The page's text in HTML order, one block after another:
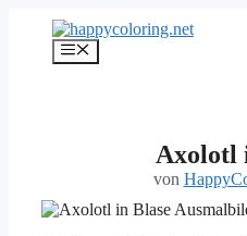
springen
Menü
Axolotl
von